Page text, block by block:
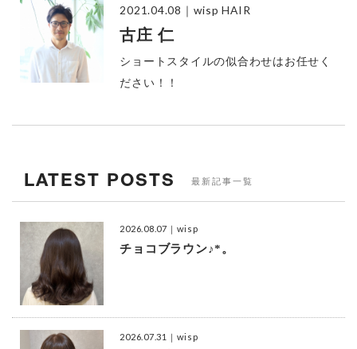
2021.04.08 ｜wisp HAIR
古庄 仁
ショートスタイルの似合わせはお任せく
ださい！！
LATEST POSTS 最新記事一覧
2026.08.07 ｜wisp
チョコブラウン♪*。
2026.07.31 ｜wisp